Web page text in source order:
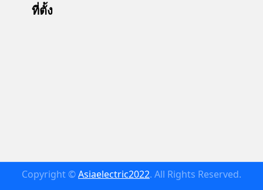
ที่ตั้ง
Copyright ©Asiaelectric2022. All Rights Reserved.